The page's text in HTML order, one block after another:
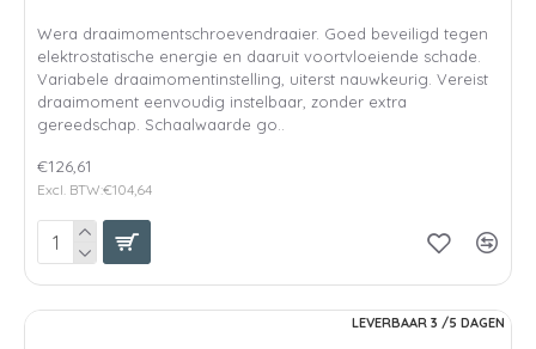
Wera draaimomentschroevendraaier. Goed beveiligd tegen
elektrostatische energie en daaruit voortvloeiende schade.
Variabele draaimomentinstelling, uiterst nauwkeurig. Vereist
draaimoment eenvoudig instelbaar, zonder extra
gereedschap. Schaalwaarde go..
€126,61
Excl. BTW:€104,64
LEVERBAAR 3 /5 DAGEN